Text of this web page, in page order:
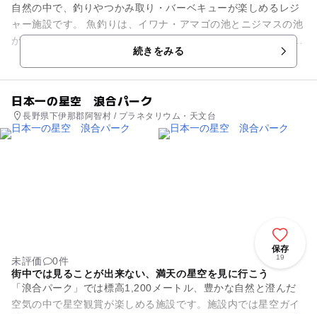
自然の中で、釣りやつかみ取り・バーベキューが楽しめるレジ
ャー施設です。 魚釣りは、イワナ・アマゴの池とニジマスの池
があり、釣った魚は囲炉裏で焼いて食べることもできます。 つ
続きをみる
日本一の星空 浪合パーク
長野県下伊那郡阿智村 / プラネタリウム・天文台
保存
19
未評価
0件
街中では見ることが出来ない、満天の星空を見に行こう
「浪合パーク」では標高1,200メートル、豊かな自然と澄んだ
空気の中で星空観賞が楽しめる施設です。施設内では星空ガイ